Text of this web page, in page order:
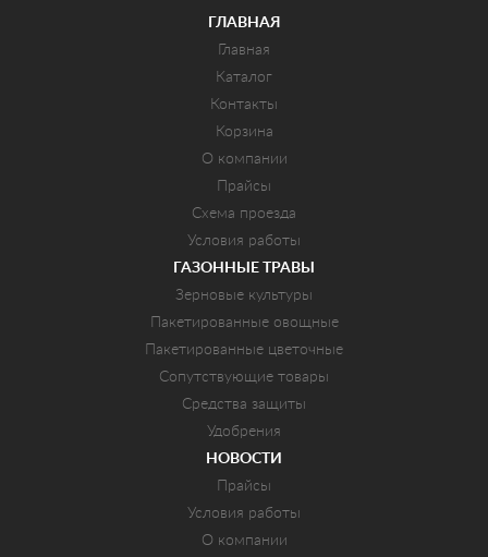
ГЛАВНАЯ
Главная
Каталог
Контакты
Корзина
О компании
Прайсы
Схема проезда
Условия работы
ГАЗОННЫЕ ТРАВЫ
Зерновые культуры
Пакетированные овощные
Пакетированные цветочные
Сопутствующие товары
Средства защиты
Удобрения
НОВОСТИ
Прайсы
Условия работы
О компании